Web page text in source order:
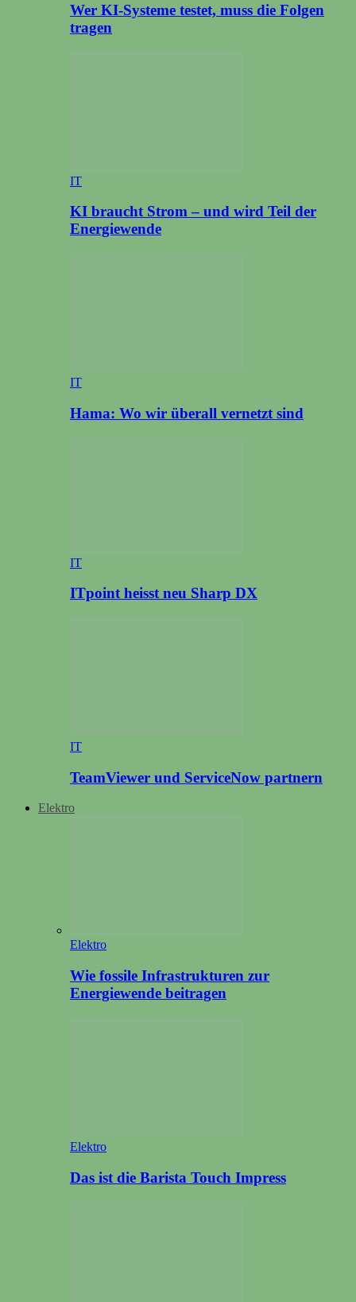
Wer KI-Systeme testet, muss die Folgen
tragen
IT
KI braucht Strom – und wird Teil der
Energiewende
IT
Hama: Wo wir überall vernetzt sind
IT
ITpoint heisst neu Sharp DX
IT
TeamViewer und ServiceNow partnern
Elektro
Elektro
Wie fossile Infrastrukturen zur
Energiewende beitragen
Elektro
Das ist die Barista Touch Impress